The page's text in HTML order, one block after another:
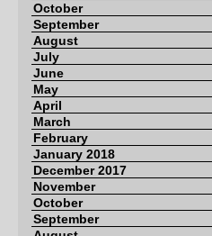
October
September
August
July
June
May
April
March
February
January 2018
December 2017
November
October
September